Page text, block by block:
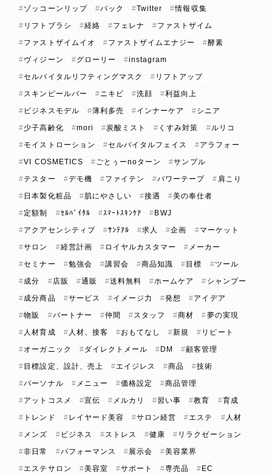
ゾッコーンリップ
パック Twitter
情報収集
リフトブラシ
経絡 フェレナ
ファストザイム
ファストザイムイオ
ファストザイムエナジー
酵素
ヴィジーン
グローリー
instagram
セルバイタルリフティングマスク
リフトアップ
スキンピールバー
ニキビ 洗顔
利益向上
ビジネスモデル
薄利多売 インナーケア
シニア
少子高齢化
mori 炭酸ミスト くすみ対策
ルリコ
モイストローション
セルバイタルフェイス
アラフォー
VI COSMETICS
ごとぅーnoターン
サンプル
テスター
デモ機 ファイテン パワーテープ
肩こり
日本製化粧品
肌にやさしい 接遇
美の奉仕者
定額制
ｾﾙﾊﾞｲﾀﾙ ｽﾏｰﾄｽｷﾝｹｱ
BWJ
アクアセンシティブ
ｻﾝﾃｱﾙ 求人 企画
マーケット
サロン
経営計画 ロイヤルカスタマー
メーカー
セミナー
勉強会 講習会 商品知識 目標
ツール
成分
店販 通販 送料無料 ホームケア
シャンプー
成分商品
サービス イメージ力 発想
アイデア
物販
パートナー 仲間 スタッフ 商材
夢の実現
人材育成
人材、接客 おもてなし 新規
リピート
オーガニック
ダイレクトメール DM
顧客管理
目標設定、設計、売上
エイジレス 商品
技術
パーソナル
メニュー 価格設定
商品管理
アットコスメ
宣伝 メルカリ 習い事 教育
育成
トレンド
レイヤード美容 サロン経営 エステ
人材
メンズ
ビジネス ストレス 健康
リラクゼーション
非日常
パフォーマンス 展示会
美容業界
エステサロン
美容室 サポート 専売品
EC